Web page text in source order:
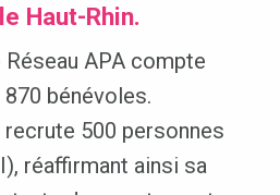
Haut-Rhin.
APA compte
bénévoles.
recrute 500 personnes
réaffirmant ainsi sa